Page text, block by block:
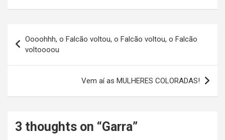
de
Post
Oooohhh, o Falcão voltou, o Falcão voltou, o Falcão
voltoooou
Vem aí as MULHERES COLORADAS!
3 thoughts on “Garra”